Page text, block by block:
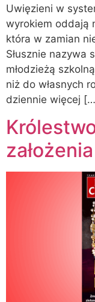
Uwięzieni w
wyrokiem oddają
która w zamian
Słusznie nazywa
młodzieżą
niż do własnych
dziennie więcej